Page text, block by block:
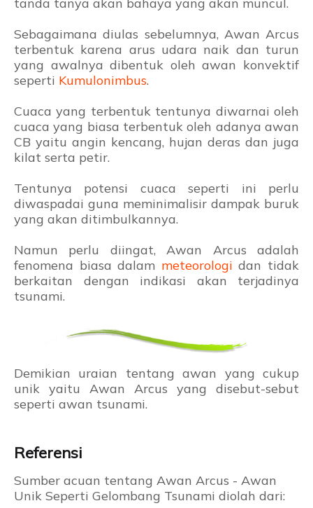
Sebagaimana diulas sebelumnya, Awan Arcus
terbentuk karena arus udara naik dan turun
yang awalnya dibentuk oleh awan konvektif
seperti Kumulonimbus.
Cuaca yang terbentuk tentunya diwarnai oleh
cuaca yang biasa terbentuk oleh adanya awan
CB yaitu angin kencang, hujan deras dan juga
kilat serta petir.
Tentunya potensi cuaca seperti ini perlu
diwaspadai guna meminimalisir dampak buruk
yang akan ditimbulkannya.
Namun perlu diingat, Awan Arcus adalah
fenomena biasa dalam meteorologi dan tidak
berkaitan dengan indikasi akan terjadinya
tsunami.
Demikian uraian tentang awan yang cukup
unik yaitu Awan Arcus yang disebut-sebut
seperti awan tsunami.
Referensi
Sumber acuan tentang Awan Arcus - Awan
Unik Seperti Gelombang Tsunami diolah dari: